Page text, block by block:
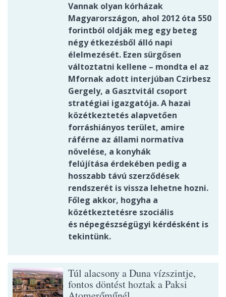
Vannak olyan kórházak
Magyarországon, ahol 2012 óta 550
forintból oldják meg egy beteg
négy étkezésből álló napi
élelmezését. Ezen sürgősen
változtatni kellene – mondta el az
Mfornak adott interjúban Czirbesz
Gergely, a Gasztvitál csoport
stratégiai igazgatója. A hazai
közétkeztetés alapvetően
forráshiányos terület, amire
ráférne az állami normatíva
növelése, a konyhák
felújítása érdekében pedig a
hosszabb távú szerződések
rendszerét is vissza lehetne hozni.
Főleg akkor, hogyha a
közétkeztetésre szociális
és népegészségügyi kérdésként is
tekintünk.
Túl alacsony a Duna vízszintje,
fontos döntést hoztak a Paksi